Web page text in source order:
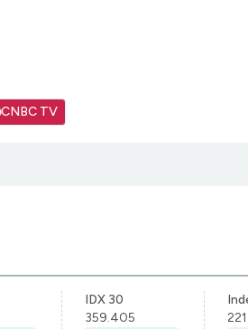
CNBC TV
IDX 30
359.405